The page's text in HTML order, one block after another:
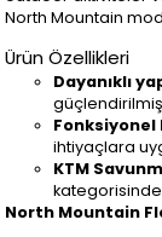
North Mountain
Ürün Özellikleri
Dayanıklı
Fonksiyonel
ihtiyaçlara
KTM
kategorisinde
North Mountain